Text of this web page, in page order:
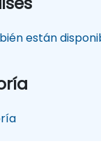
están